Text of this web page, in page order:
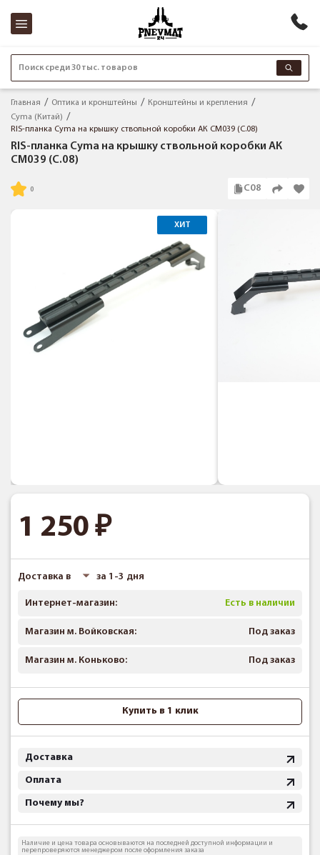
Поиск среди 30 тыс. товаров
Главная Оптика и кронштейны
Кронштейны и крепления
Cyma (Китай)
RIS-планка Cyma на крышку ствольной коробки АК CM039 (C.08)
RIS-планка Cyma на крышку ствольной коробки АК
CM039 (C.08)
C08
ХИТ
1 250
Доставка в за 1-3 дня
Интернет-магазин: Есть в наличии
Магазин м. Войковская: Под заказ
Магазин м. Коньково: Под заказ
Купить в 1 клик
Доставка
Оплата
Почему мы?
Наличие и цена товара основываются на последней доступной информации и
перепроверяются менеджером после оформления заказа